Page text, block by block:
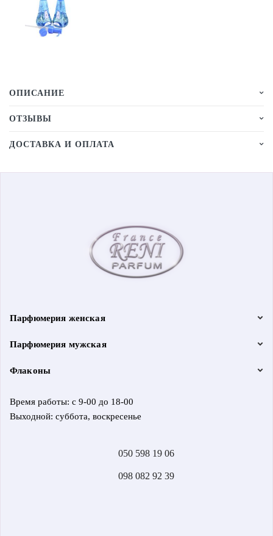
ОПИСАНИЕ
ОТЗЫВЫ
ДОСТАВКА И ОПЛАТА
Парфюмерия женская
Парфюмерия мужская
Флаконы
Время работы: с 9-00 до 18-00
Выходной: суббота, воскресенье
050 598 19 06
098 082 92 39